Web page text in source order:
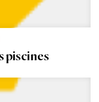
piscines